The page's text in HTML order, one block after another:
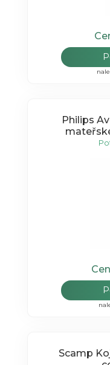
Philips Avent AVENT
Scamp Kojící polštář 160x30cm